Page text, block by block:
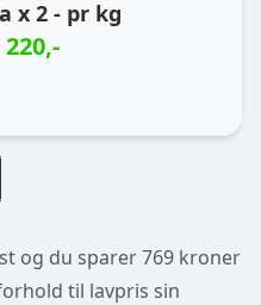
x 2 - pr kg
220,-
og du sparer 769 kroner
til lavpris sin